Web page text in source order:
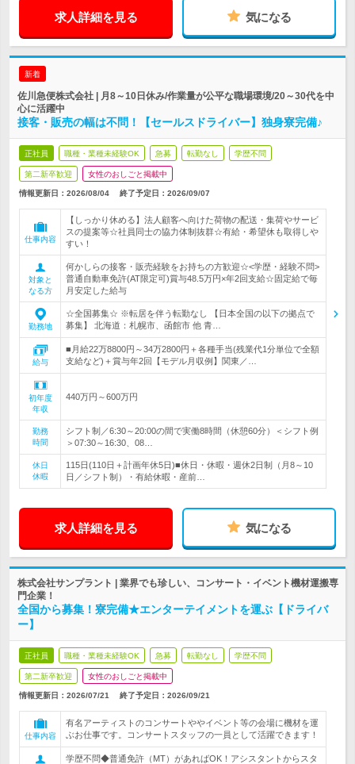
求人詳細を見る 気になる
新着
佐川急便株式会社 | 月8～10日休み/作業量が公平な職場環境/20～30代を中
心に活躍中
接客・販売の幅は不問！【セールスドライバー】独身寮完備♪
正社員 職種・業種未経験OK 急募 転勤なし 学歴不問
第二新卒歓迎 女性のおしごと掲載中
情報更新日：2026/08/04 終了予定日： 2026/09/07
仕事内容
【しっかり休める】法人顧客へ向けた荷物の配送・集荷やサービ
スの提案等☆社員同士の協力体制抜群☆有給・希望休も取得しや
すい！
対象と
なる方
何かしらの接客・販売経験をお持ちの方歓迎☆<学歴・経験不問>
普通自動車免許(AT限定可)賞与48.5万円×年2回支給☆固定給で毎
月安定した給与
勤務地
☆全国募集☆ ※転居を伴う転勤なし 【日本全国の以下の拠点で
募集】 北海道：札幌市、函館市 他 青…
給与
■月給22万8800円～34万2800円＋各種手当(残業代1分単位で全額
支給など)＋賞与年2回【モデル月収例】関東／…
初年度
年収
440万円～600万円
勤務
時間
シフト制／6:30～20:00の間で実働8時間（休憩60分）＜シフト例
＞07:30～16:30、08…
休日
休暇
115日(110日＋計画年休5日)■休日・休暇・週休2日制（月8～10
日／シフト制）・有給休暇・産前…
求人詳細を見る 気になる
株式会社サンプラント | 業界でも珍しい、コンサート・イベント機材運搬専
門企業！
全国から募集！寮完備★エンターテイメントを運ぶ【ドライバ
ー】
正社員 職種・業種未経験OK 急募 転勤なし 学歴不問
第二新卒歓迎 女性のおしごと掲載中
情報更新日：2026/07/21 終了予定日： 2026/09/21
仕事内容
有名アーティストのコンサートややイベント等の会場に機材を運
ぶお仕事です。コンサートスタッフの一員として活躍できます！
学歴不問◆普通免許（MT）があればOK！アシスタントからスタ